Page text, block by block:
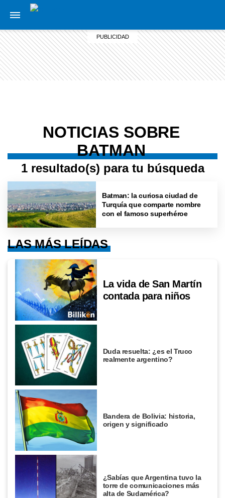
NOTICIAS SOBRE
BATMAN
1 resultado(s) para tu búsqueda
Batman: la curiosa ciudad de
Turquía que comparte nombre
con el famoso superhéroe
LAS MÁS LEÍDAS
La vida de San Martín
contada para niños
Duda resuelta: ¿es el Truco
realmente argentino?
Bandera de Bolivia: historia,
origen y significado
¿Sabías que Argentina tuvo la
torre de comunicaciones más
alta de Sudamérica?